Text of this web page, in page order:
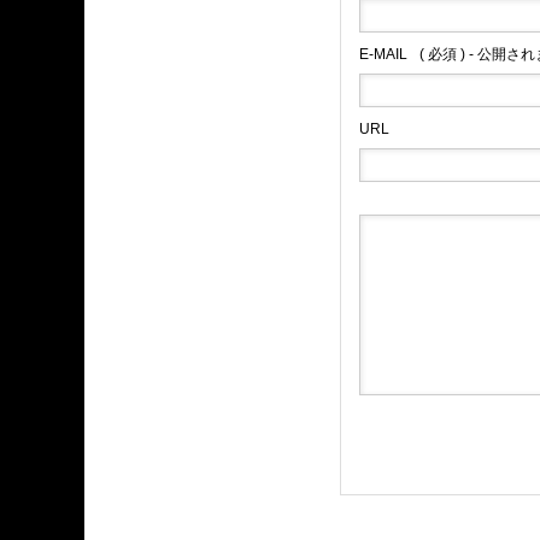
E-MAIL ( 必須 ) - 公開され
URL